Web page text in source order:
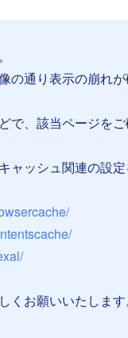
の通り表示の崩れが
で、該当ページをご
ャッシュ関連の設
くお願いいたします